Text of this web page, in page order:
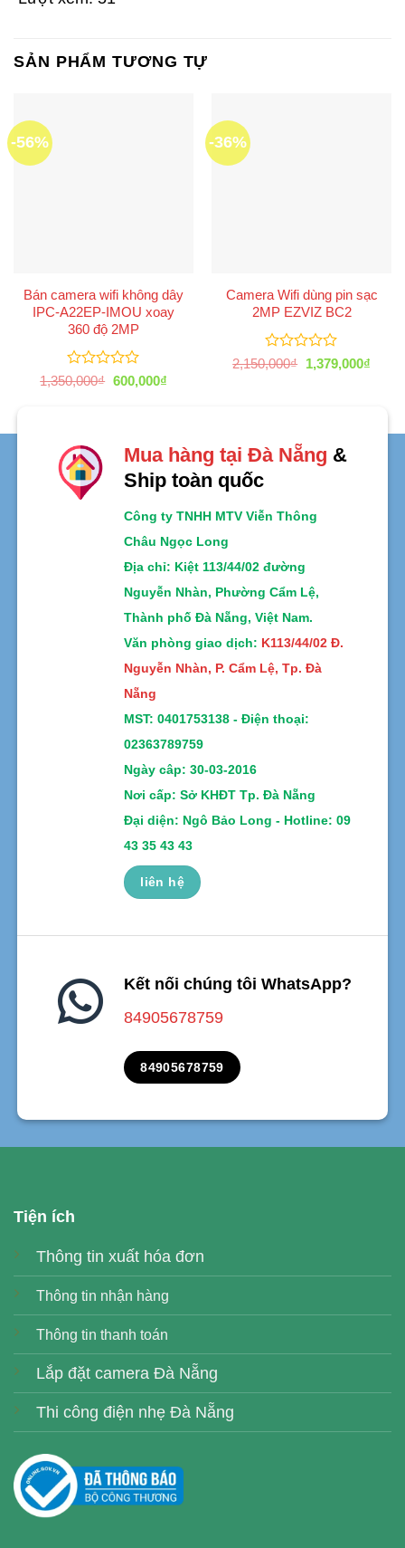
SẢN PHẨM TƯƠNG TỰ
-56%
Bán camera wifi không dây
IPC-A22EP-IMOU xoay
360 độ 2MP
Được
xếp
sao
1,350,000₫ Giá
600,000₫Giá
-36%
Camera Wifi dùng pin sạc
2MP EZVIZ BC2
Được
xếp
2,150,000₫ Giá
1,379,000₫Giá
Mua hàng tại Đà Nẵng &
Ship toàn quốc
Công ty TNHH MTV Viễn Thông
Châu Ngọc Long
Địa chỉ: Kiệt 113/44/02 đường
Nguyễn Nhàn, Phường Cẩm Lệ,
Thành phố Đà Nẵng, Việt Nam.
Văn phòng giao dịch: K113/44/02 Đ.
Nguyễn Nhàn, P. Cẩm Lệ, Tp. Đà
Nẵng
MST: 0401753138 - Điện thoại:
02363789759
Ngày câp: 30-03-2016
Nơi cấp: Sở KHĐT Tp. Đà Nẵng
Đại diện: Ngô Bảo Long - Hotline: 09
43 35 43 43
liên hệ
Kết nối chúng tôi WhatsApp?
84905678759
84905678759
Tiện ích
Thông tin xuất hóa đơn
Thông tin nhận hàng
Thông tin thanh toán
Lắp đặt camera Đà Nẵng
Thi công điện nhẹ Đà Nẵng